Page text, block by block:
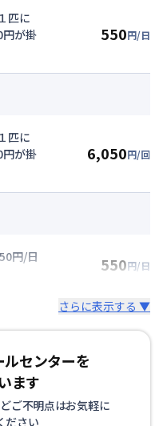
匹に
が掛
550円/日
匹に
が掛
6,050円/回
円/日
550円/日
さらに表示する ▼
センターを
ます
ご不明点はお気軽に
ださい